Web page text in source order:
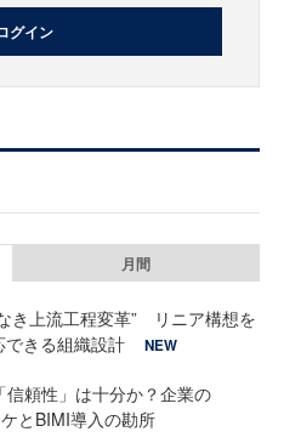
グイン
月間
き上流工程変革” リニア構想を
きる組織設計
NEW
頼性」は十分か？企業の
とBIMI導入の勘所